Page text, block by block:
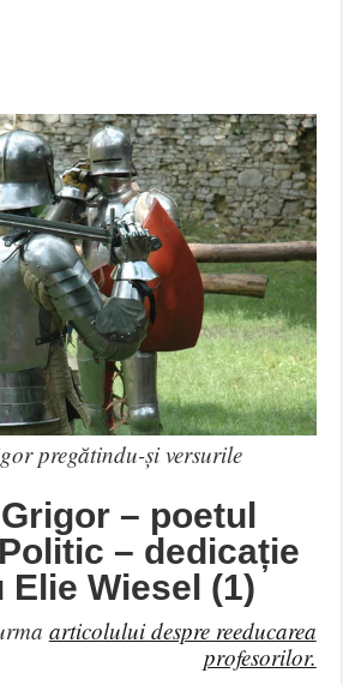
pregătindu-și versurile
– poetul
– dedicație
Elie Wiesel (1)
articolului despre reeducarea
profesorilor.